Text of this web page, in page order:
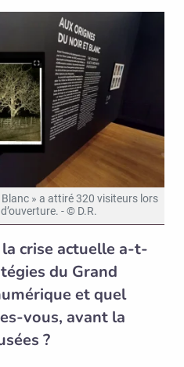
» a attiré 320 visiteurs lors
- © D.R.
crise actuelle a-t-
du Grand
et quel
vous, avant la
?